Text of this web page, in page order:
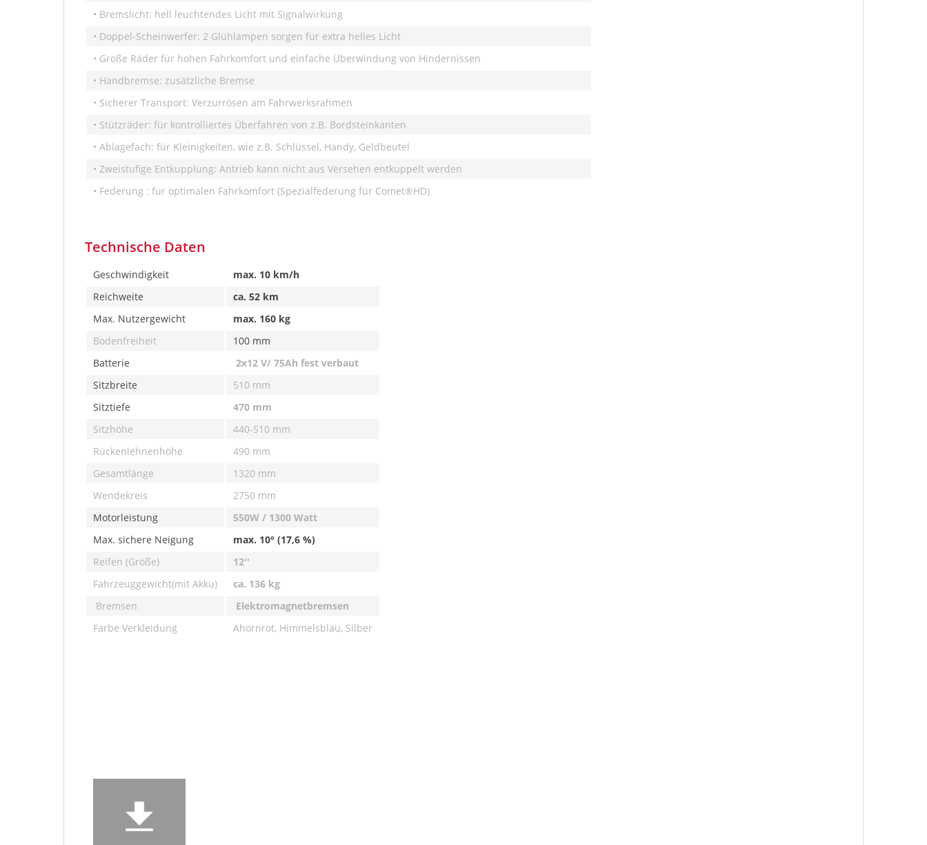
• Bremslicht: hell leuchtendes Licht mit Signalwirkung
• Doppel-Scheinwerfer: 2 Glühlampen sorgen für extra helles Licht
• Große Räder für hohen Fahrkomfort und einfache Überwindung von Hindernissen
• Handbremse: zusätzliche Bremse
• Sicherer Transport: Verzurrösen am Fahrwerksrahmen
• Stützräder: für kontrolliertes Überfahren von z.B. Bordsteinkanten
• Ablagefach: für Kleinigkeiten, wie z.B. Schlüssel, Handy, Geldbeutel
• Zweistufige Entkupplung: Antrieb kann nicht aus Versehen entkuppelt werden
• Federung : für optimalen Fahrkomfort (Spezialfederung für Comet®HD)
Technische Daten
Geschwindigkeit
max. 10 km/h
Reichweite
ca. 52 km
Max. Nutzergewicht
max. 160 kg
Bodenfreiheit
100 mm
Batterie
2x12 V/ 75Ah fest verbaut
Sitzbreite
510 mm
Sitztiefe
470 mm
Sitzhöhe
440-510 mm
Rückenlehnenhöhe
490 mm
Gesamtlänge
1320 mm
Wendekreis
2750 mm
Motorleistung
550W / 1300 Watt
Max. sichere Neigung
max. 10° (17,6 %)
Reifen (Größe)
12''
Fahrzeuggewicht(mit Akku)
ca. 136 kg
Bremsen
Elektromagnetbremsen
Farbe Verkleidung
Ahornrot, Himmelsblau, Silber